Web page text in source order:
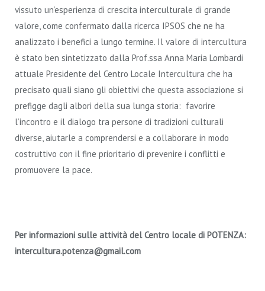
vissuto un’esperienza di crescita interculturale di grande
valore, come confermato dalla ricerca IPSOS che ne ha
analizzato i benefici a lungo termine. Il valore di intercultura
è stato ben sintetizzato dalla Prof.ssa Anna Maria Lombardi
attuale Presidente del Centro Locale Intercultura che ha
precisato quali siano gli obiettivi che questa associazione si
prefigge dagli albori della sua lunga storia: favorire
l’incontro e il dialogo tra persone di tradizioni culturali
diverse, aiutarle a comprendersi e a collaborare in modo
costruttivo con il fine prioritario di prevenire i conflitti e
promuovere la pace.
Per informazioni sulle attività del Centro locale di POTENZA:
intercultura.potenza@gmail.com